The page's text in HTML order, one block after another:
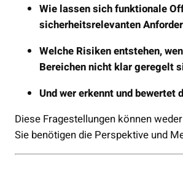
Wie lassen sich funktionale
sicherheitsrelevanten
Welche Risiken entstehen,
Bereichen nicht klar geregelt
Und wer erkennt und bewertet
Diese Fragestellungen können
Sie benötigen die Perspektive und